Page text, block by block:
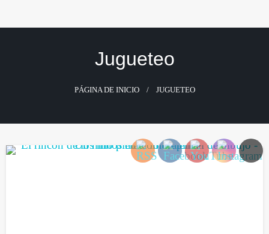
contenido
Jugueteo
PÁGINA DE INICIO JUGUETEO